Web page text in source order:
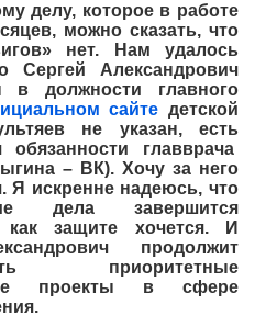
делу, которое в работе
можно сказать, что
нет. Нам удалось
Сергей Александрович
в должности главного
сайте детской
не указан, есть
обязанности главврача
– ВК). Хочу за него
Я искренне надеюсь, что
дела завершится
защите хочется. И
продолжит
приоритетные
проекты в сфере